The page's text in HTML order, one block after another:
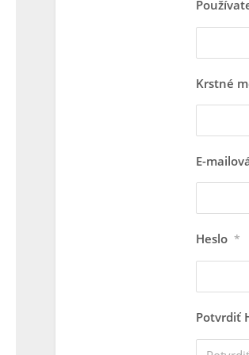
Krstné
E-
Heslo *
Potvrdiť